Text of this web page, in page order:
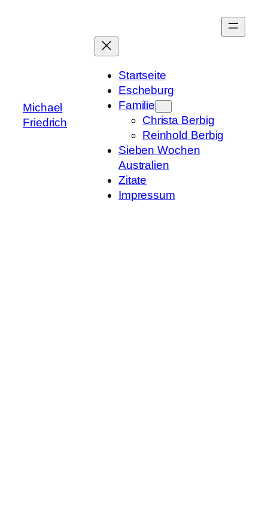
Michael
Friedrich
Startseite
Escheburg
Familie
Christa Berbig
Reinhold Berbig
Sieben Wochen
Australien
Zitate
Impressum